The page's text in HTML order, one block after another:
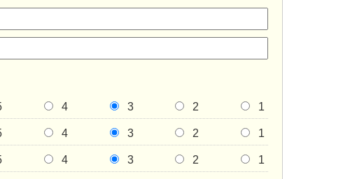
4 3 2 1
4 3 2 1
4 3 2 1